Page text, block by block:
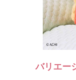
バリエー